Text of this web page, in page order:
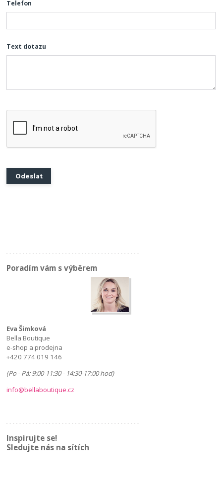
Poradím vám s výběrem
Eva Šimková
Bella Boutique
e-shop a prodejna
+420 774 019 146
(Po - Pá: 9:00-11:30 - 14:30-17:00 hod)
info@bellaboutique.cz
Inspirujte se!
Sledujte nás na sítích
Telefon
Text dotazu